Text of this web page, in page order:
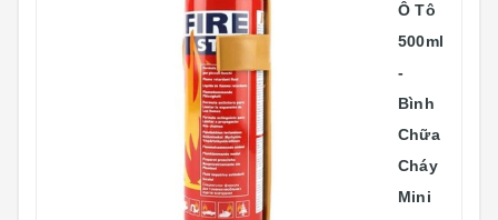
Ô Tô
500ml
-
Bình
Chữa
Cháy
Mini